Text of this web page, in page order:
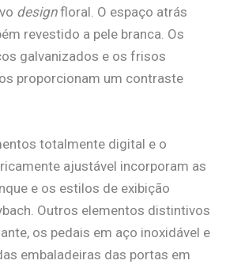
designfloral. O espaço atrás
revestido a pele branca. Os
galvanizados e os frisos
proporcionam um contraste
totalmente digital e o
ajustável incorporam as
e os estilos de exibição
Outros elementos distintivos
os pedais em aço inoxidável e
embaladeiras das portas em